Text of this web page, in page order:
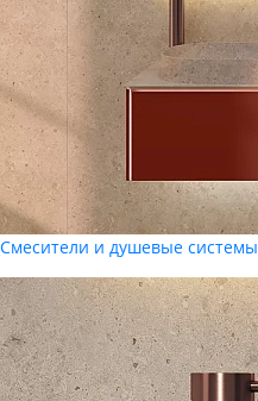
Смесители и душевые системы